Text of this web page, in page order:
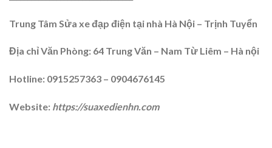
Trung Tâm Sửa xe đạp điện tại nhà Hà Nội – Trịnh Tuyển
Địa chỉ Văn Phòng: 64 Trung Văn – Nam Từ Liêm – Hà nội
Hotline: 0915257363 – 0904676145
Website: https://suaxedienhn.com